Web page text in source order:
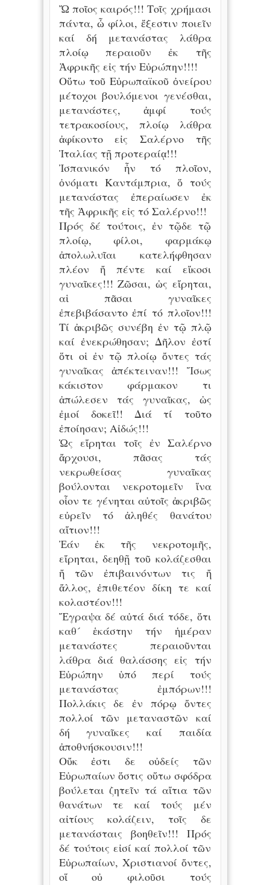
Ὤ ποῖος καιρός!!! Τοῖς χρήμασι
πάντα, ὦ φίλοι, ἔξεστιν ποιεῖν
καί δή μετανάστας λάθρα
πλοίῳ περαιοῦν ἐκ τῆς
Ἀφρικῆς εἰς τήν Εὐρώπην!!!!
Οὕτω τοῦ Εὐρωπαϊκοῦ ὀνείρου
μέτοχοι βουλόμενοι γενέσθαι,
μετανάστες, ἀμφί τούς
τετρακοσίους, πλοίῳ λάθρα
ἀφίκοντο εἰς Σαλέρνο τῆς
Ἰταλίας τῇ προτεραίᾳ!!!
Ἰσπανικόν ἦν τό πλοῖον,
ὀνόματι Καντάμπρια, ὅ τούς
μετανάστας ἐπεραίωσεν ἐκ
τῆς Ἀφρικῆς εἰς τό Σαλέρνο!!!
Πρός δέ τούτοις, ἐν τῷδε τῷ
πλοίῳ, φίλοι, φαρμάκῳ
ἀπολωλυῖαι κατελήφθησαν
πλέον ἤ πέντε καί εἴκοσι
γυναῖκες!!! Ζῶσαι, ὡς εἴρηται,
αἱ πᾶσαι γυναῖκες
ἐπεβιβάσαντο ἐπί τό πλοῖον!!!
Τί ἀκριβῶς συνέβη ἐν τῷ πλῷ
καί ἐνεκρώθησαν; Δῆλον ἐστί
ὅτι οἱ ἐν τῷ πλοίῳ ὄντες τάς
γυναῖκας ἀπέκτειναν!!! Ἴσως
κάκιστον φάρμακον τι
ἀπώλεσεν τάς γυναῖκας, ὡς
ἐμοί δοκεῖ!! Διά τί τοῦτο
ἐποίησαν; Αἰδώς!!!
Ὡς εἴρηται τοῖς ἐν Σαλέρνο
ἄρχουσι, πᾶσας τάς
νεκρωθείσας γυναῖκας
βούλονται νεκροτομεῖν ἵνα
οἷον τε γένηται αὐτοῖς ἀκριβῶς
εὐρεῖν τό ἀληθές θανάτου
αἴτιον!!!
Ἐάν ἐκ τῆς νεκροτομῆς,
εἴρηται, δεηθῇ τοῦ κολάζεσθαι
ἤ τῶν ἐπιβαινόντων τις ἤ
ἄλλος, ἐπιθετέον δίκη τε καί
κολαστέον!!!
Ἔγραψα δέ αὐτά διά τόδε, ὅτι
καθ´ ἑκάστην τήν ἡμέραν
μετανάστες περαιοῦνται
λάθρα διά θαλάσσης εἰς τήν
Εὐρώπην ὑπό περί τούς
μετανάστας ἐμπόρων!!!
Πολλάκις δε ἐν πόρῳ ὄντες
πολλοί τῶν μεταναστῶν καί
δή γυναῖκες καί παιδία
ἀποθνήσκουσιν!!!
Οὔκ ἐστι δε οὐδείς τῶν
Εὐρωπαίων ὅστις οὕτω σφόδρα
βούλεται ζητεῖν τά αἴτια τῶν
θανάτων τε καί τούς μέν
αἰτίους κολάζειν, τοῖς δε
μετανάσταις βοηθεῖν!!! Πρός
δέ τούτοις εἰσί καί πολλοί τῶν
Εὐρωπαίων, Χριστιανοί ὄντες,
οἵ οὐ φιλοῦσι τούς